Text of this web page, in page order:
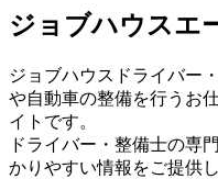
ジョブハウスエ
ジョブハウスドライバー
や自動車の整備を行うお
イトです。
ドライバー・整備士の専
かりやすい情報をご提供